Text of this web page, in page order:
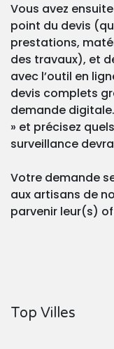
Vous avez
point du devis
prestations,
des travaux), et
avec l’outil en
devis complets
demande
» et précisez
surveillance
Votre demande
aux artisans de
parvenir leur(s)
Top Villes